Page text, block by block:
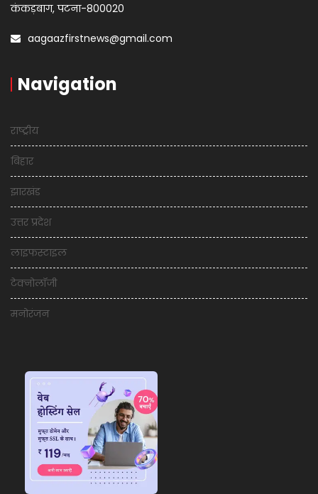
कंकड़बाग, पटना-800020
aagaazfirstnews@gmail.com
Navigation
राष्ट्रीय
बिहार
झारखंड
उत्तर प्रदेश
लाइफस्टाइल
टेक्नोलॉजी
मनोरंजन